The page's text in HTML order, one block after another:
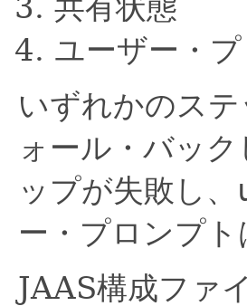
ユーザー・
いずれかのス
ォール・バック
ップが失敗し、
ー・プロンプ
JAAS構成ファ